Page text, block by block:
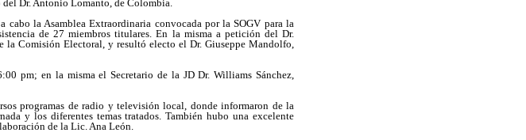
Dr. Antonio Lomanto, de Colombia.
la Asamblea Extraordinaria convocada por la SOGV para la
de 27 miembros titulares. En la misma a petición del Dr.
Comisión Electoral, y resultó electo el Dr. Giuseppe Mandolfo,
pm; en la misma el Secretario de la JD Dr. Williams Sánchez,
programas de radio y televisión local, donde informaron de la
y los diferentes temas tratados. También hubo una excelente
de la Lic. Ana León.